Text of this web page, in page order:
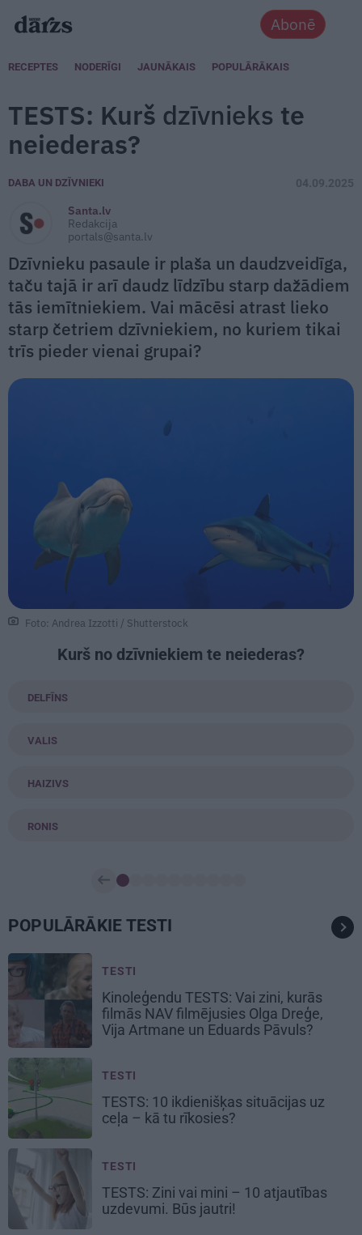
Abonē
RECEPTES NODERĪGI JAUNĀKAIS POPULĀRĀKAIS
TESTS: Kurš dzīvnieks te
neiederas?
DABA UN DZĪVNIEKI 04.09.2025
Santa.lv
Redakcija
portals@santa.lv
Dzīvnieku pasaule ir plaša un daudzveidīga,
taču tajā ir arī daudz līdzību starp dažādiem
tās iemītniekiem. Vai mācēsi atrast lieko
starp četriem dzīvniekiem, no kuriem tikai
trīs pieder vienai grupai?
Foto: Andrea Izzotti / Shutterstock
Kurš no dzīvniekiem te neiederas?
DELFĪNS
VALIS
HAIZIVS
RONIS
POPULĀRĀKIE TESTI
TESTI
Kinoleģendu TESTS: Vai zini, kurās
filmās NAV filmējusies Olga Dreģe,
Vija Artmane un Eduards Pāvuls?
TESTI
TESTS: 10 ikdienišķas situācijas uz
ceļa – kā tu rīkosies?
TESTI
TESTS: Zini vai mini – 10 atjautības
uzdevumi. Būs jautri!